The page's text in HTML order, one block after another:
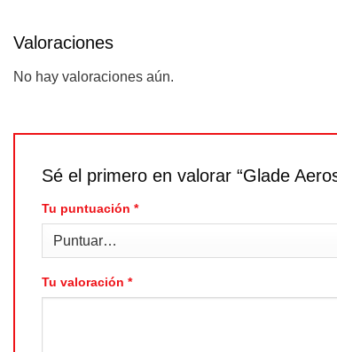
Valoraciones
No hay valoraciones aún.
Sé el primero en valorar “Glade
Tu puntuación *
Tu valoración *